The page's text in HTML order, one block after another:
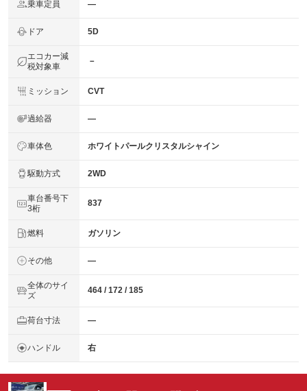
乗車定員 ―
ドア 5D
エコカー減
税対象車
－
ミッション CVT
過給器 ―
車体色 ホワイトパールクリスタルシャイン
駆動方式 2WD
車台番号下
3桁
837
燃料 ガソリン
その他 ―
全体のサイ
ズ
464 / 172 / 185
荷台寸法 ―
ハンドル 右